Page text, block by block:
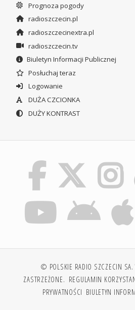
Prognoza pogody
radioszczecin.pl
radioszczecinextra.pl
radioszczecin.tv
Biuletyn Informacji Publicznej
Posłuchaj teraz
Logowanie
DUŻA CZCIONKA
DUŻY KONTRAST
© POLSKIE RADIO SZCZECIN SA.
ZASTRZEŻONE. REGULAMIN
PRYWATNOŚCI BIULETYN